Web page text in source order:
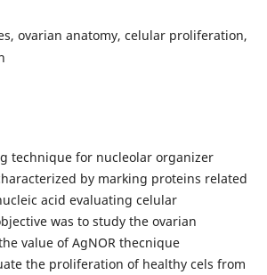
ovarian anatomy, celular proliferation,
technique for nucleolar organizer
by marking proteins related
acid evaluating celular
was to study the ovarian
value of AgNOR thecnique
the proliferation of healthy cels from